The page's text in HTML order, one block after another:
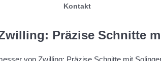
Kontakt
Präzise Schnitte